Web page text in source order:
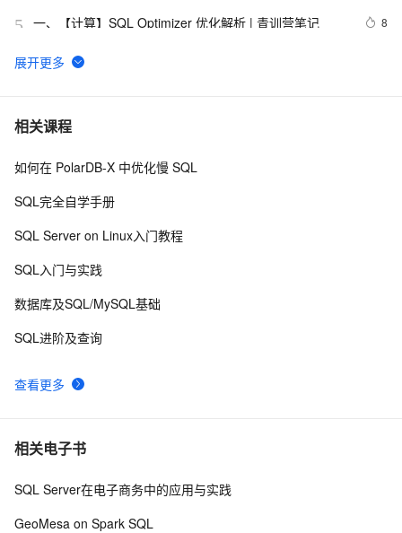
5 一、【计算】SQL Optimizer 优化解析 | 青训营笔记 8
6 Hive 简单SQL
7 SQL优化常用方法8
8 10g 中使用toad的sql编辑的autotrace的问题？
10LINQ to SQL精彩文章收集
相关课程
查看更多
如何在 PolarDB-X 中优化慢 SQL
SQL完全自学手册
SQL Server on Linux入门教程
SQL入门与实践
数据库及SQL/MySQL基础
SQL进阶及查询
相关电子书
SQL Server在电子商务中的应用与实践
GeoMesa on Spark SQL